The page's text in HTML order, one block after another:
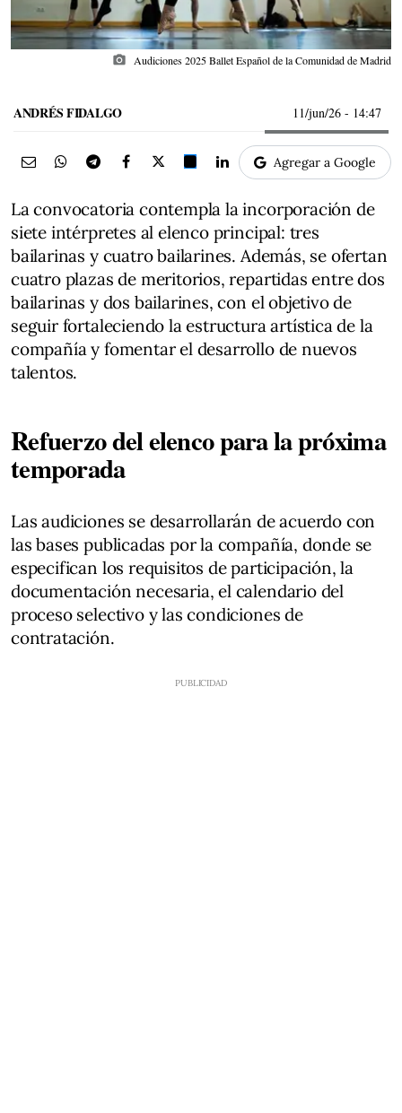
photo_camera Audiciones 2025 Ballet Español de la Comunidad de Madrid
ANDRÉS FIDALGO 11/jun/26 - 14:47
Agregar a Google
La convocatoria contempla la incorporación de
siete intérpretes al elenco principal: tres
bailarinas y cuatro bailarines. Además, se ofertan
cuatro plazas de meritorios, repartidas entre dos
bailarinas y dos bailarines, con el objetivo de
seguir fortaleciendo la estructura artística de la
compañía y fomentar el desarrollo de nuevos
talentos.
Refuerzo del elenco para la próxima
temporada
Las audiciones se desarrollarán de acuerdo con
las bases publicadas por la compañía, donde se
especifican los requisitos de participación, la
documentación necesaria, el calendario del
proceso selectivo y las condiciones de
contratación.